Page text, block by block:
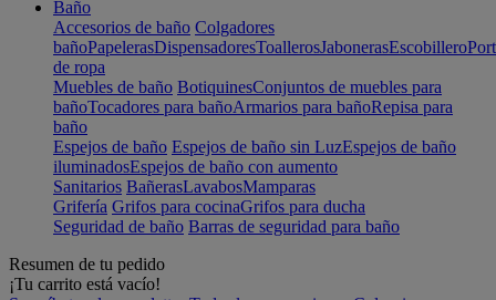
Baño
Accesorios de baño Colgadores
bañoPapelerasDispensadoresToallerosJabonerasEscobillero
de ropa
Muebles de baño BotiquinesConjuntos de muebles para
bañoTocadores para bañoArmarios para bañoRepisa para
baño
Espejos de baño Espejos de baño sin LuzEspejos de baño
iluminadosEspejos de baño con aumento
Sanitarios BañerasLavabosMamparas
Grifería Grifos para cocinaGrifos para ducha
Seguridad de baño Barras de seguridad para baño
Resumen de tu pedido
¡Tu carrito está vacío!